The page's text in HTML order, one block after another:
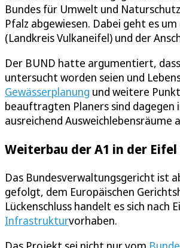
Bundes für Umwelt und
Pfalz abgewiesen. Dabei geht es
(Landkreis Vulkaneifel) und der
Der BUND hatte argumentiert,
untersucht worden seien und
Gewässerplanung und weitere
beauftragten Planers sind dagegen
ausreichend Ausweichlebensräume
Weiterbau der A1 in der
Das Bundesverwaltungsgericht ist
gefolgt, dem Europäischen
Lückenschluss handelt es sich nach
Infrastrukturvorhaben.